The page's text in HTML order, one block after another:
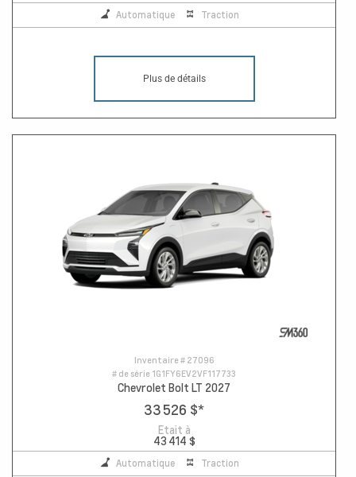
Automatique Traction
Plus de détails
Inventaire # 27096
# de série 1G1FY6EV2VF117733
Chevrolet Bolt LT 2027
33 526 $*
Etait à
43 414 $
Automatique Traction